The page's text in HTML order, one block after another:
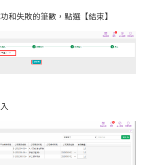
和失敗的筆數，點選【結束】